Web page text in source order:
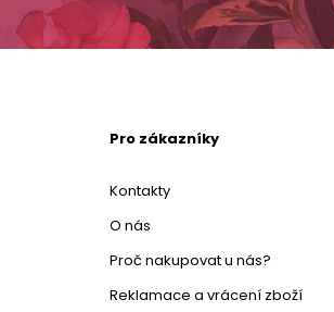
Pro zákazníky
Kontakty
O nás
Proč nakupovat u nás?
Reklamace a vrácení zboží